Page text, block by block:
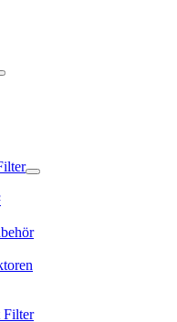
Filter